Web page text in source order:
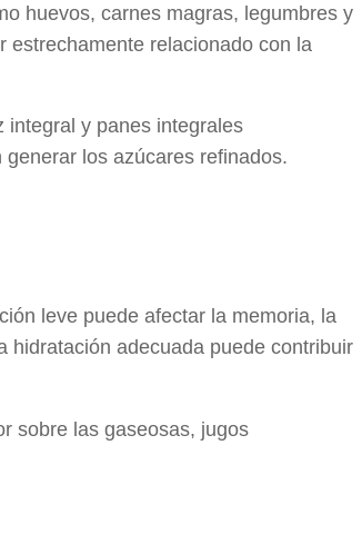
huevos, carnes magras, legumbres y
estrechamente relacionado con la
integral y panes integrales
los azúcares refinados.
leve puede afectar la memoria, la
hidratación adecuada puede contribuir
sobre las gaseosas, jugos